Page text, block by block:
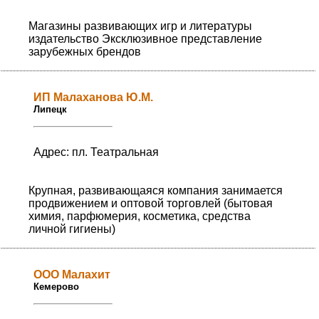
Магазины развивающих игр и литературы
издательство Эксклюзивное представление
зарубежных брендов
ИП Малаханова Ю.М.
Липецк
Адрес: пл. Театральная
Крупная, развивающаяся компания занимается
продвижением и оптовой торговлей (бытовая
химия, парфюмерия, косметика, средства
личной гигиены)
ООО Малахит
Кемерово